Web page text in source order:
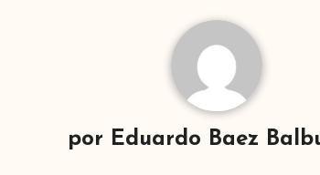
por Eduardo Baez